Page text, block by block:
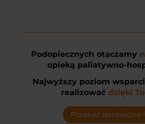
Podopiecznych otaczamy
opieką paliatywno-
Najwyższy poziom
realizowaćdzięki
Przekaż darowiznę